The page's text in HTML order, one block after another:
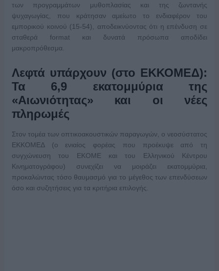
των προγραμμάτων μυθοπλασίας και της ζωντανής
ψυχαγωγίας, που κράτησαν αμείωτο το ενδιαφέρον του
εμπορικού κοινού (15-54), αποδεικνύοντας ότι η επένδυση σε
σταθερά format και δυνατά πρόσωπα αποδίδει
μακροπρόθεσμα.
Λεφτά υπάρχουν (στο ΕΚΚΟΜΕΔ):
Τα 6,9 εκατομμύρια της
«Αιωνιότητας» και οι νέες
πληρωμές
Στον τομέα των οπτικοακουστικών παραγωγών, ο νεοσύστατος
ΕΚΚΟΜΕΔ (ο ενιαίος φορέας που προέκυψε από τη
συγχώνευση του ΕΚΟΜΕ και του Ελληνικού Κέντρου
Κινηματογράφου) συνεχίζει να μοιράζει εκατομμύρια,
προκαλώντας τόσο θαυμασμό για το μέγεθος των επενδύσεων
όσο και συζητήσεις για τα κριτήρια επιλογής.